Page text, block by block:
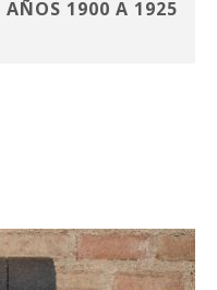
1900 A 1925